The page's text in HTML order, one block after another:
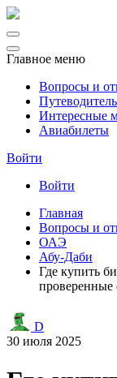
Главное меню
Вопросы и
Путеводитель
Интересные
Авиабилеты
Войти
Войти
Главная
Вопросы и
ОАЭ
Абу-Даби
Где купить
D
30 июля 2025